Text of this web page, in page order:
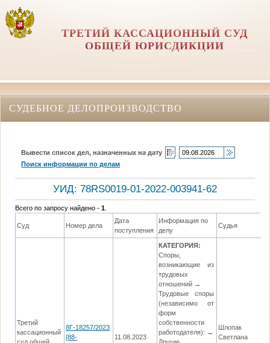
ТРЕТИЙ КАССАЦИОННЫЙ СУД
ОБЩЕЙ ЮРИСДИКЦИИ
СУДЕБНОЕ ДЕЛОПРОИЗВОДСТВО
Вывести список дел, назначенных на дату
Поиск информации по делам
УИД: 78RS0019-01-2022-003941-62
Всего по запросу найдено -1
Суд Номер дела
Дата
поступления
Информация по
делу
Судья
Третий
кассационный
8Г-18257/2023
[88-
11.08.2023
КАТЕГОРИЯ:
Споры,
возникающие из
трудовых
отношений →
Трудовые споры
(независимо от
форм
собственности
работодателя): →
Шлопак
Светлана